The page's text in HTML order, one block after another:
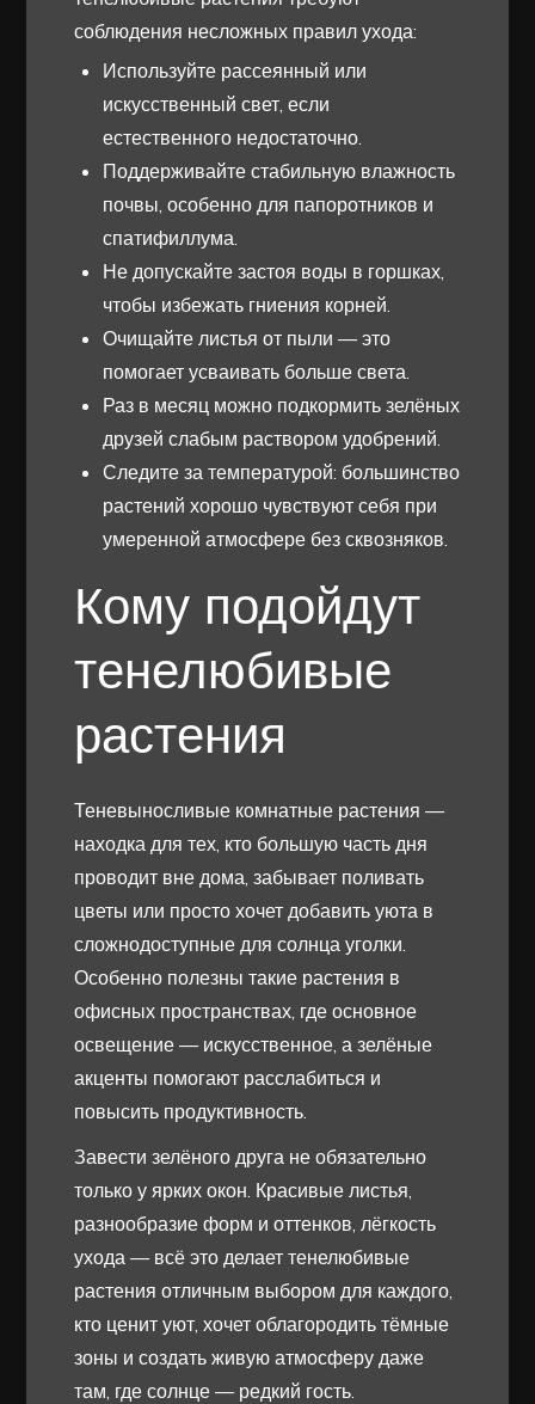
соблюдения несложных правил ухода:
Используйте рассеянный или
искусственный свет, если
естественного недостаточно.
Поддерживайте стабильную влажность
почвы, особенно для папоротников и
спатифиллума.
Не допускайте застоя воды в горшках,
чтобы избежать гниения корней.
Очищайте листья от пыли — это
помогает усваивать больше света.
Раз в месяц можно подкормить зелёных
друзей слабым раствором удобрений.
Следите за температурой: большинство
растений хорошо чувствуют себя при
умеренной атмосфере без сквозняков.
Кому подойдут
тенелюбивые
растения
Теневыносливые комнатные растения —
находка для тех, кто большую часть дня
проводит вне дома, забывает поливать
цветы или просто хочет добавить уюта в
сложнодоступные для солнца уголки.
Особенно полезны такие растения в
офисных пространствах, где основное
освещение — искусственное, а зелёные
акценты помогают расслабиться и
повысить продуктивность.
Завести зелёного друга не обязательно
только у ярких окон. Красивые листья,
разнообразие форм и оттенков, лёгкость
ухода — всё это делает тенелюбивые
растения отличным выбором для каждого,
кто ценит уют, хочет облагородить тёмные
зоны и создать живую атмосферу даже
там, где солнце — редкий гость.